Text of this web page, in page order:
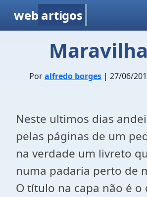
web artigos
Poralfredo borges | 27/06/
Neste ultimos dias
pelas páginas de um
na verdade um livreto
numa padaria perto de
O título na capa não é o